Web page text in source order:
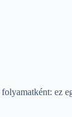
ez